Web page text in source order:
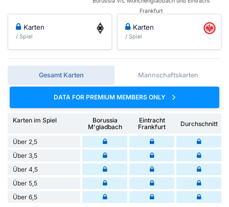
Frankfurt
Karten
/ Spiel
Karten
/ Spiel
Gesamt Karten Mannschaftskarten
DATA FOR PREMIUM MEMBERS ONLY
Karten im Spiel
Borussia
M'gladbach
Eintracht
Frankfurt
Durchschnitt
Über 2,5
Über 3,5
Über 4,5
Über 5,5
Über 6,5